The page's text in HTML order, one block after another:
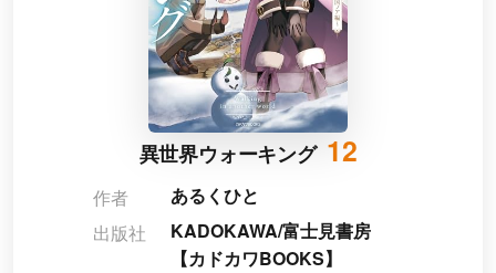
異世界ウォーキング 12
作者
あるくひと
出版社
KADOKAWA/富士見書房
【カドカワBOOKS】